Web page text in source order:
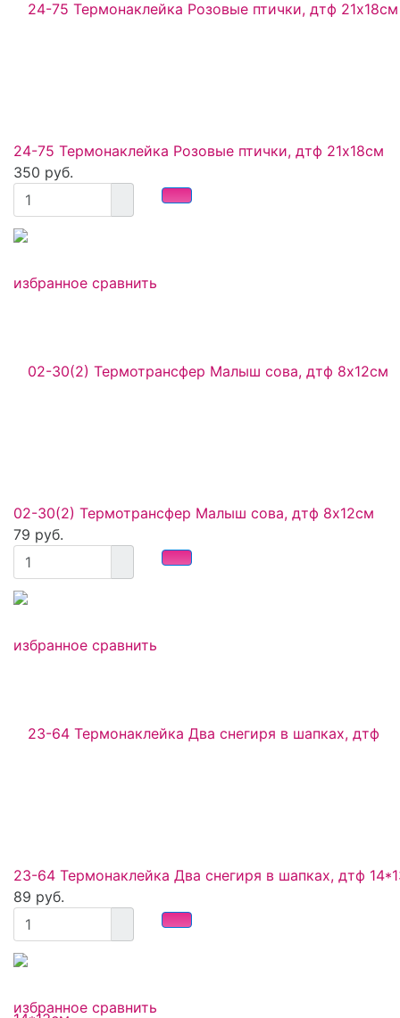
избранное сравнить
24-75 Термонаклейка Розовые птички, дтф 21х18см
350 руб.
избранное сравнить
02-30(2) Термотрансфер Малыш сова, дтф 8х12см
79 руб.
избранное сравнить
23-64 Термонаклейка Два снегиря в шапках, дтф
89 руб.